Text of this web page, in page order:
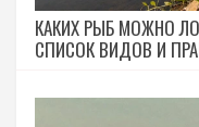
КАКИХ РЫБ МОЖНО
СПИСОК ВИДОВ И